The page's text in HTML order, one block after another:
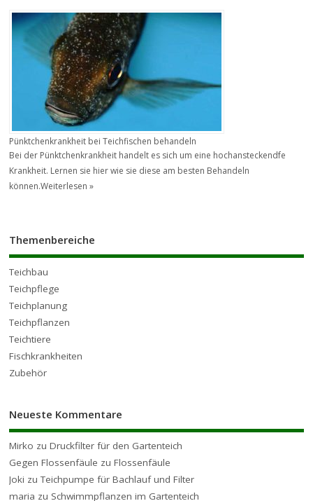
Pünktchenkrankheit bei Teichfischen behandeln
Bei der Pünktchenkrankheit handelt es sich um eine hochansteckendfe
Krankheit. Lernen sie hier wie sie diese am besten Behandeln
können.Weiterlesen »
Themenbereiche
Teichbau
Teichpflege
Teichplanung
Teichpflanzen
Teichtiere
Fischkrankheiten
Zubehör
Neueste Kommentare
Mirko zuDruckfilter für den Gartenteich
Gegen Flossenfäule zuFlossenfäule
Joki zuTeichpumpe für Bachlauf und Filter
maria zu Schwimmpflanzen im Gartenteich